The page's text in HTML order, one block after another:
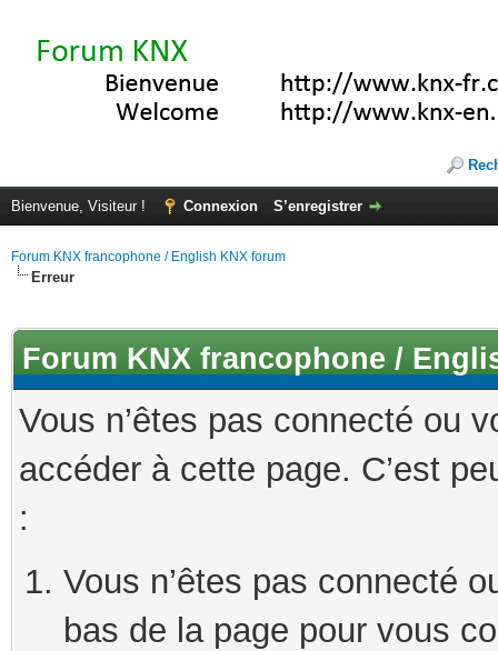
Bienvenue, Visiteur ! Connexion S’enregistrer
Forum KNX francophone / English KNX forum
Erreur
Forum KNX francophone /
Vous n’êtes pas connecté ou
accéder à cette page. C’est
:
Vous n’êtes pas connecté
bas de la page pour vous